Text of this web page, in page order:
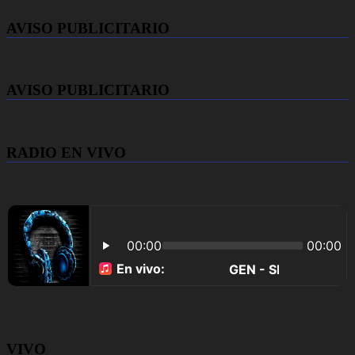
AVISO PUBLICITARIO
AVISO PUBLICITARIO
RADIO EN VIVO
VIVO